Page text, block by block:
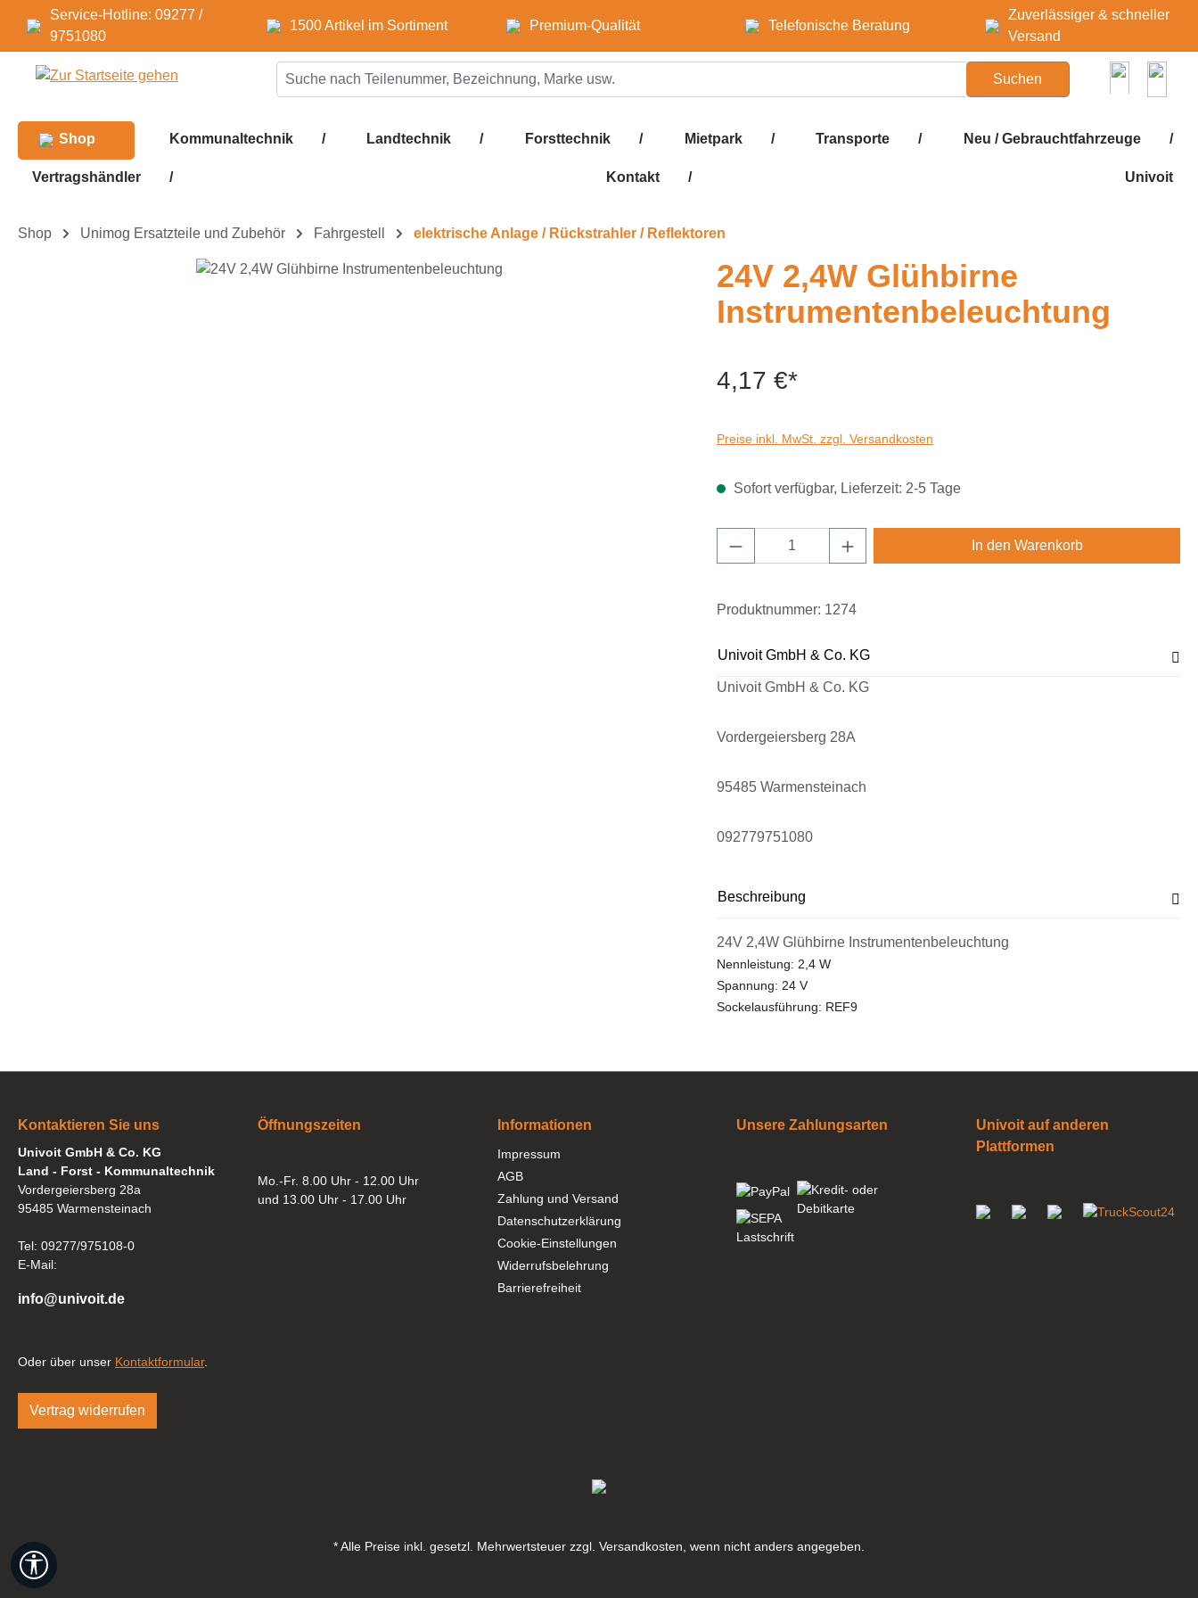
Hauptinhalt springen
Zur Suche springen
Zur Hauptnavigation springen
Service-Hotline: 09277 /
9751080
1500 Artikel im Sortiment Premium-Qualität Telefonische Beratung
Zuverlässiger & schneller
Versand
Suchen
Shop Kommunaltechnik / Landtechnik / Forsttechnik / Mietpark / Transporte / Neu / Gebrauchtfahrzeuge /
Vertragshändler / Kontakt / Univoit
Shop Unimog Ersatzteile und Zubehör Fahrgestell elektrische Anlage / Rückstrahler / Reflektoren
24V 2,4W Glühbirne
Instrumentenbeleuchtung
4,17 €*
Preise inkl. MwSt. zzgl. Versandkosten
Sofort verfügbar, Lieferzeit: 2-5 Tage
Produkt Anzahl: Gib den gewünschten Wert ein
In den Warenkorb
Produktnummer: 1274
Univoit GmbH & Co. KG
Univoit GmbH & Co. KG
Vordergeiersberg 28A
95485 Warmensteinach
092779751080
Beschreibung
24V 2,4W Glühbirne Instrumentenbeleuchtung
Nennleistung: 2,4 W
Spannung: 24 V
Sockelausführung: REF9
Kontaktieren Sie uns
Univoit GmbH & Co. KG
Land - Forst - Kommunaltechnik
Vordergeiersberg 28a
95485 Warmensteinach
Tel: 09277/975108-0
E-Mail:
info@univoit.de
Oder über unser Kontaktformular.
Vertrag widerrufen
Öffnungszeiten
Mo.-Fr. 8.00 Uhr - 12.00 Uhr
und 13.00 Uhr - 17.00 Uhr
Informationen
Impressum
AGB
Zahlung und Versand
Datenschutzerklärung
Cookie-Einstellungen
Widerrufsbelehrung
Barrierefreiheit
Unsere Zahlungsarten
Univoit auf anderen
Plattformen
* Alle Preise inkl. gesetzl. Mehrwertsteuer zzgl. Versandkosten, wenn nicht anders angegeben.
Werkzeugleiste anzeigen